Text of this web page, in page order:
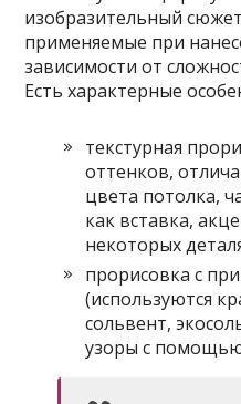
изобразительный
применяемые при
зависимости от
Есть характерные
текстурная
оттенков,
цвета потолка,
как вставка,
некоторых
прорисовка с
(используются
сольвент,
узоры с